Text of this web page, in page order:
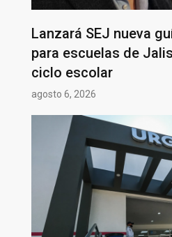
Lanzará SEJ nueva
para escuelas de
ciclo escolar
agosto 6, 2026